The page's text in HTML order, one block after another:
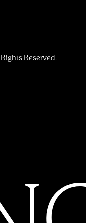
Reserved.